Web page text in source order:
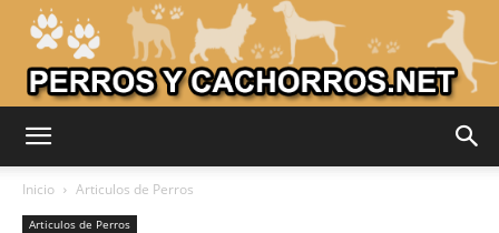
Inicio Articulos de Perros
Articulos de Perros